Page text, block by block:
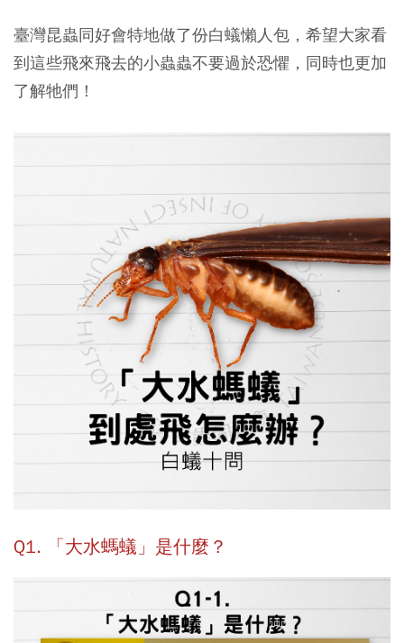
臺灣昆蟲同好會特地做了份白蟻懶人包，希望大家看
到這些飛來飛去的小蟲蟲不要過於恐懼，同時也更加
了解牠們！
Q1. 「大水螞蟻」是什麼？